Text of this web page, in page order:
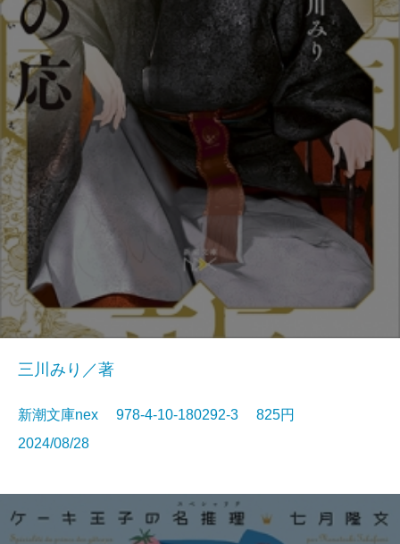
三川みり／著
新潮文庫nex 978-4-10-180292-3 825円
2024/08/28